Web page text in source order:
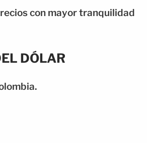
con mayor tranquilidad
DÓLAR